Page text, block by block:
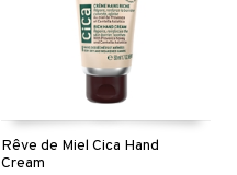
Rêve de Miel Cica Hand
Cream